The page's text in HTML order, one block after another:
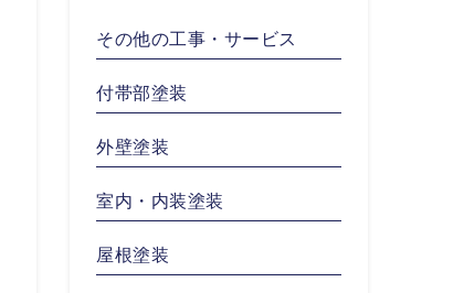
その他の工事・サービス
付帯部塗装
外壁塗装
室内・内装塗装
屋根塗装